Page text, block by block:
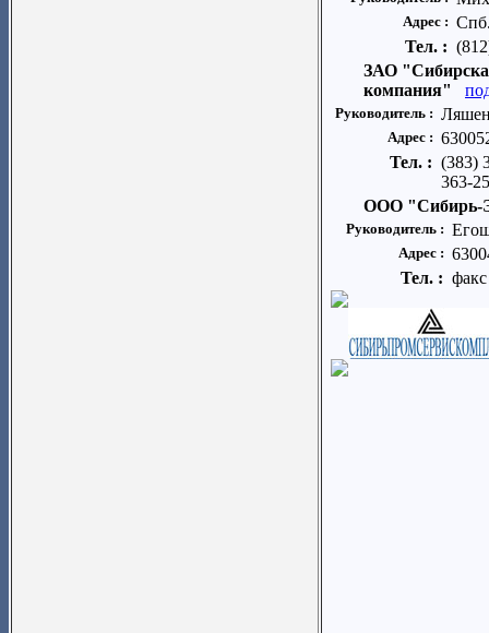
Адрес :
Тел. :
ЗАО
компания"
Руководитель :
Адрес :
Тел. : (383)
363-
ООО "Сибирь-
Руководитель :
Адрес :
Тел. :